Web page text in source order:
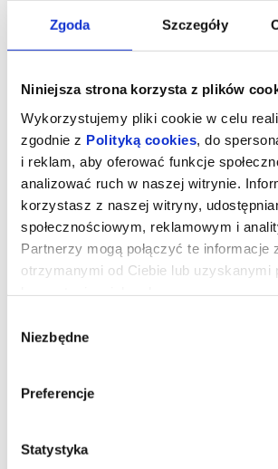
Zgoda Szczegóły
Niniejsza strona korzysta z plików
Wykorzystujemy pliki cookie w celu
zgodnie z Polityką cookies , do
i reklam, aby oferować funkcje
analizować ruch w naszej witrynie.
korzystasz z naszej witryny,
społecznościowym, reklamowym i
Partnerzy mogą połączyć te informacje
otrzymanymi od Ciebie lub uzyskanymi
zgody
Niezbędne
Preferencje
Statystyka
Diabeł ubiera się u Prady
Dwadzieścia lat po stworzeniu kultowych ról
Emily i Nigela Meryl Streep, Anne Hathaway,
Tucci powracają na tętniące modą ulice
Prady 2” wytwórni 20th Century Studios,
kontynuacji fenomenalnego hitu z 2006 roku,
całe pokolenie.